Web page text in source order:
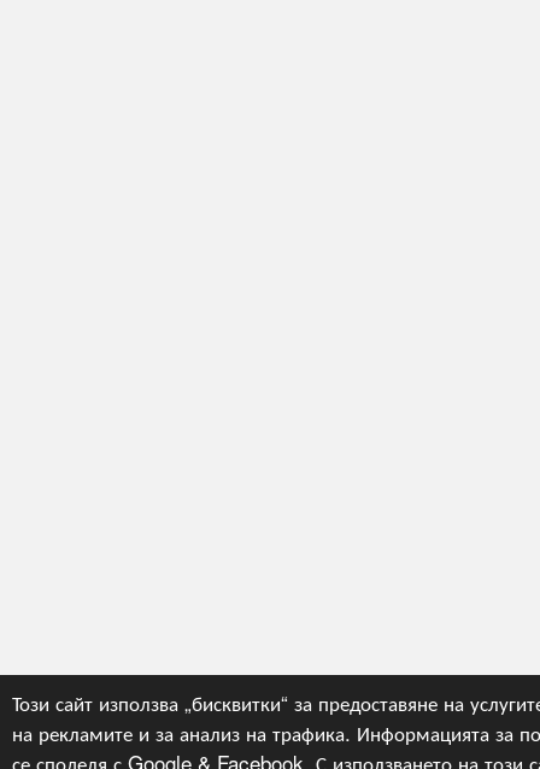
Този сайт използва „бисквитки“ за предоставяне на
на рекламите и за анализ на трафика. Информацията за
се споделя с Google & Facebook. С използването на този